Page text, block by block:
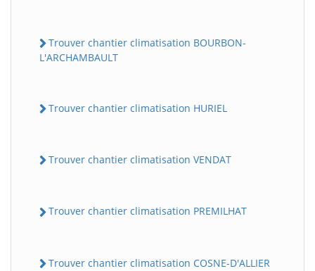
Trouver chantier climatisation BOURBON-
L'ARCHAMBAULT
Trouver chantier climatisation HURIEL
Trouver chantier climatisation VENDAT
Trouver chantier climatisation PREMILHAT
Trouver chantier climatisation COSNE-D'ALLIER